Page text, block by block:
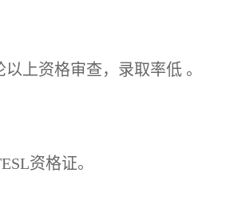
以上资格审查，录取率低 。
TESL资格证。